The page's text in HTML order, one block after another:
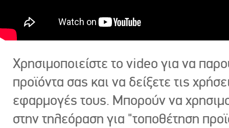
Χρησιμοποιείστε το video για να
προϊόντα σας και να δείξετε τις
εφαρμογές τους. Μπορούν να
στην τηλεόραση για "τοποθέτηση